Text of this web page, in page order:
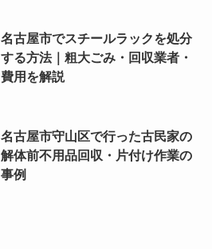
名古屋市でスチールラックを処分
する方法｜粗大ごみ・回収業者・
費用を解説
名古屋市守山区で行った古民家の
解体前不用品回収・片付け作業の
事例